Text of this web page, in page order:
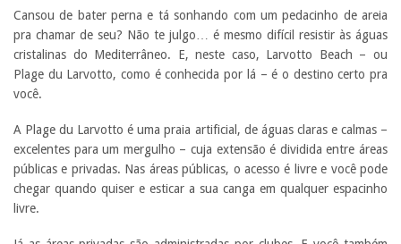
Cansou de bater perna e tá sonhando com um pedacinho de areia
pra chamar de seu? Não te julgo… é mesmo difícil resistir às águas
cristalinas do Mediterrâneo. E, neste caso, Larvotto Beach – ou
Plage du Larvotto, como é conhecida por lá – é o destino certo pra
você.
A Plage du Larvotto é uma praia artificial, de águas claras e calmas –
excelentes para um mergulho – cuja extensão é dividida entre áreas
públicas e privadas. Nas áreas públicas, o acesso é livre e você pode
chegar quando quiser e esticar a sua canga em qualquer espacinho
livre.